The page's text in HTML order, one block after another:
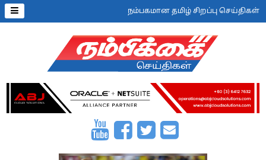
நம்பகமான தமிழ் சிறப்பு செய்திகள்